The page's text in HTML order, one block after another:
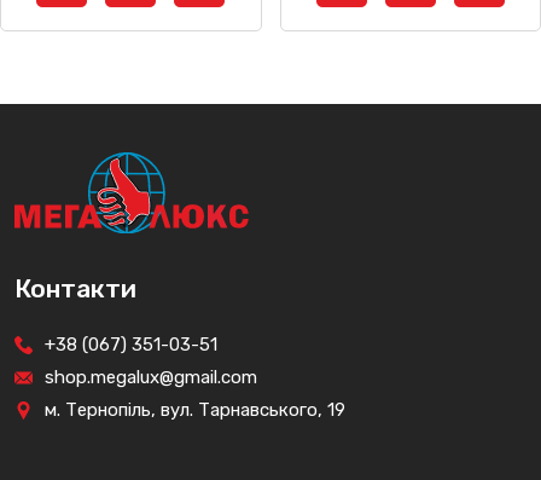
Контакти
+38 (067) 351-03-51
shop.megalux@gmail.com
м. Тернопіль, вул. Тарнавського, 19